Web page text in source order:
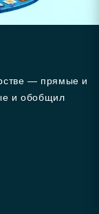
— прямые и
и обобщил